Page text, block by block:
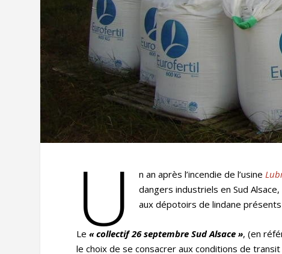
U n an après l’incendie de l’usine
dangers industriels en Sud
aux dépotoirs de lindane
Le« collectif 26 septembre Sud Alsace », (en
le choix de se consacrer aux conditions de